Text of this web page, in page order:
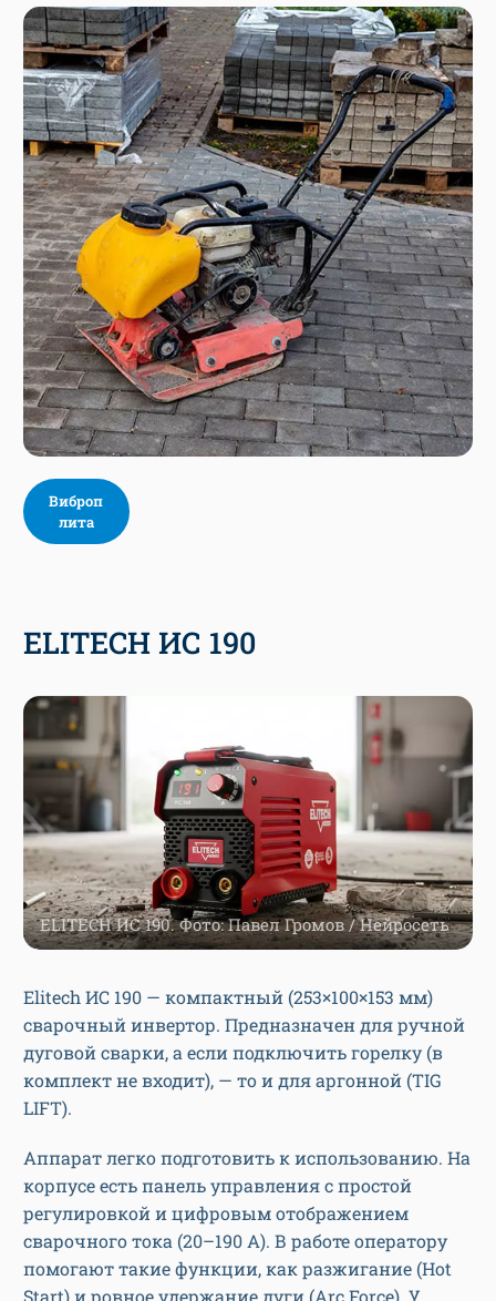
Виброп
лита
ELITECH ИС 190
ELITECH ИС 190. Фото: Павел Громов / Нейросеть
Elitech ИС 190 — компактный (253×100×153 мм)
сварочный инвертор. Предназначен для ручной
дуговой сварки, а если подключить горелку (в
комплект не входит), — то и для аргонной (TIG
LIFT).
Аппарат легко подготовить к использованию. На
корпусе есть панель управления с простой
регулировкой и цифровым отображением
сварочного тока (20–190 А). В работе оператору
помогают такие функции, как разжигание (Hot
Start) и ровное удержание дуги (Arc Force). У